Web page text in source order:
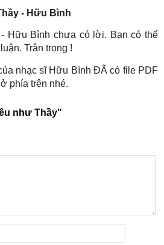
- Hữu Bình
Hữu Bình chưa có lời. Bạn có thể
Trân trọng !
nhạc sĩ Hữu Bình ĐÃ có file PDF
phía trên nhé.
như Thầy"